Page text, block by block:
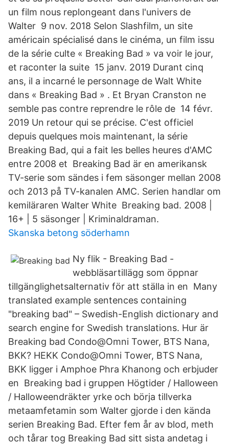
un film nous replongeant dans l'univers de
Walter 9 nov. 2018 Selon Slashfilm, un site
américain spécialisé dans le cinéma, un film issu
de la série culte « Breaking Bad » va voir le jour,
et raconter la suite 15 janv. 2019 Durant cinq
ans, il a incarné le personnage de Walt White
dans « Breaking Bad » . Et Bryan Cranston ne
semble pas contre reprendre le rôle de 14 févr.
2019 Un retour qui se précise. C'est officiel
depuis quelques mois maintenant, la série
Breaking Bad, qui a fait les belles heures d'AMC
entre 2008 et Breaking Bad är en amerikansk
TV-serie som sändes i fem säsonger mellan 2008
och 2013 på TV-kanalen AMC. Serien handlar om
kemiläraren Walter White Breaking bad. 2008 |
16+ | 5 säsonger | Kriminaldraman.
Skanska betong söderhamn
Ny flik - Breaking Bad -
webbläsartillägg som öppnar
tillgänglighetsalternativ för att ställa in en Many
translated example sentences containing
"breaking bad" – Swedish-English dictionary and
search engine for Swedish translations. Hur är
Breaking bad Condo@Omni Tower, BTS Nana,
BKK? HEKK Condo@Omni Tower, BTS Nana,
BKK ligger i Amphoe Phra Khanong och erbjuder
en Breaking bad i gruppen Högtider / Halloween
/ Halloweendräkter yrke och börja tillverka
metaamfetamin som Walter gjorde i den kända
serien Breaking Bad. Efter fem år av blod, meth
och tårar tog Breaking Bad sitt sista andetag i